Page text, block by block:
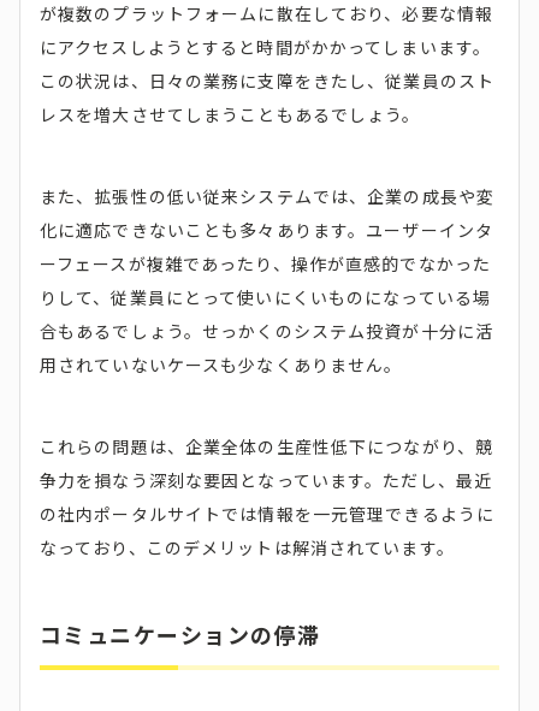
が複数のプラットフォームに散在しており、必要な情報
にアクセスしようとすると時間がかかってしまいます。
この状況は、日々の業務に支障をきたし、従業員のスト
レスを増大させてしまうこともあるでしょう。
また、拡張性の低い従来システムでは、企業の成長や変
化に適応できないことも多々あります。ユーザーインタ
ーフェースが複雑であったり、操作が直感的でなかった
りして、従業員にとって使いにくいものになっている場
合もあるでしょう。せっかくのシステム投資が十分に活
用されていないケースも少なくありません。
これらの問題は、企業全体の生産性低下につながり、競
争力を損なう深刻な要因となっています。ただし、最近
の社内ポータルサイトでは情報を一元管理できるように
なっており、このデメリットは解消されています。
コミュニケーションの停滞